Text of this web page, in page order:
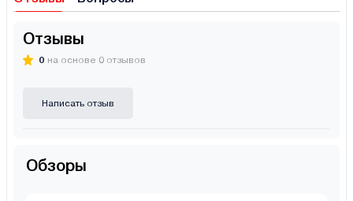
Отзывы
0 на основе 0 отзывов
Написать отзыв
Обзоры